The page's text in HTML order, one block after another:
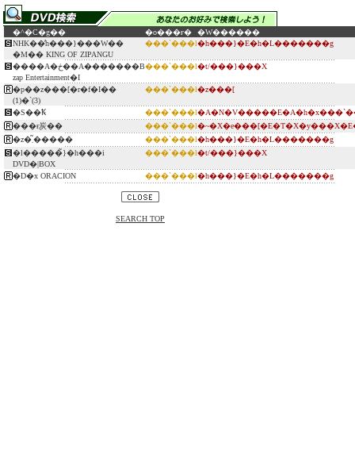
�^�C�g�� �o���ғ�
�W������
NHK��̓h���}���W��
�M�� KING OF ZIPANGU
���`���l�h���}�E�h�L�������g
����A�ڂ��A�������B
zap Entertainment�I
���`���l�t/���}���X
�p��z���[�r�f�I��
(1)�`(3)
���`���l�z���[
�S��Ꝅ ���`���l
���ɍ炭��
���`���l
�z�͂܂�����
���`���l�h���}�E�h�L�������g
�l�����̃}�h���i
DVD�|BOX
���`���l�t/���}���X
�D�x ORACION ���`���l�h���}�E�h�L�������g
SEARCH TOP